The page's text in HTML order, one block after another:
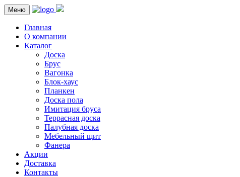
Меню
Главная
О компании
Каталог
Доска
Брус
Вагонка
Блок-хаус
Планкен
Доска пола
Имитация бруса
Террасная доска
Палубная доска
Мебельный щит
Фанера
Акции
Доставка
Контакты